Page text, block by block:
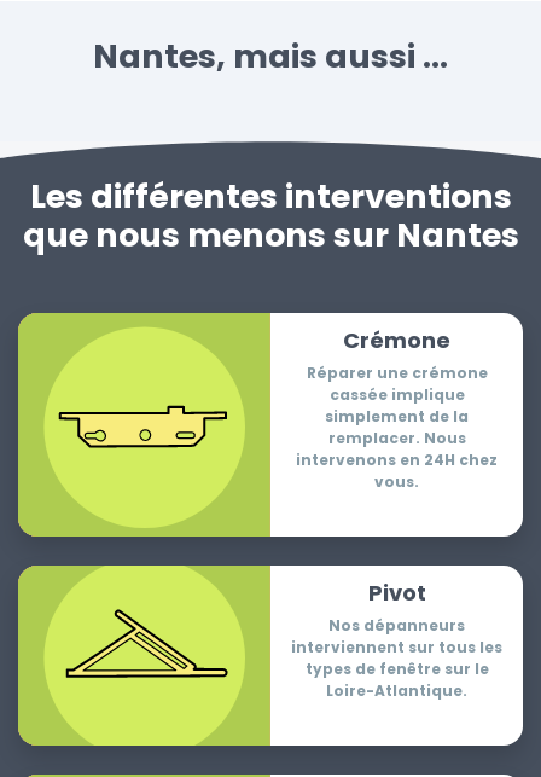
Nantes, mais aussi ...
Les différentes interventions
que nous menons sur Nantes
Crémone
Réparer une crémone
cassée implique
simplement de la
remplacer. Nous
intervenons en 24H chez
vous.
Pivot
Nos dépanneurs
interviennent sur tous les
types de fenêtre sur le
Loire-Atlantique.